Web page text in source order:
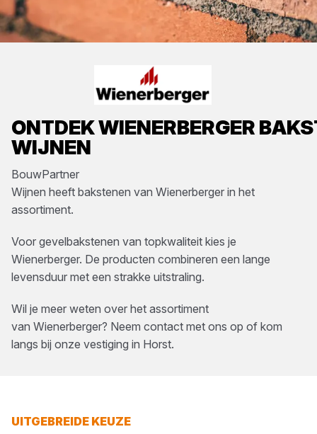
ONTDEKWIENERBERGER
WIJNEN
BouwPartner
Wijnen heeft bakstenen van Wienerberger in het
assortiment.
Voor gevelbakstenen van topkwaliteit kies je
Wienerberger. De producten combineren een lange
levensduur met een strakke uitstraling.
Wil je meer weten over het assortiment
van Wienerberger? Neem contact met ons op of kom
langs bij onze vestiging in Horst.
UITGEBREIDE KEUZE